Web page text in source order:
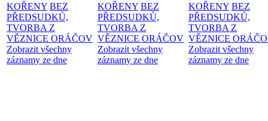
KOŘENY BEZ
PŘEDSUDKŮ,
TVORBA Z
VĚZNICE ORÁČOV
Zobrazit všechny
záznamy ze dne
KOŘENY BEZ
PŘEDSUDKŮ,
TVORBA Z
VĚZNICE ORÁČOV
Zobrazit všechny
záznamy ze dne
KOŘENY BEZ
PŘEDSUDKŮ,
TVORBA Z
VĚZNICE
Zobrazit všechny
záznamy ze dne